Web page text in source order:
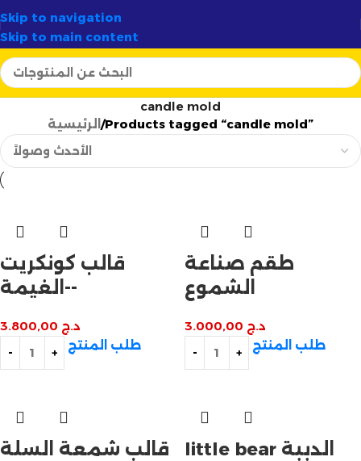
Skip to navigation
Skip to main content
✨الوجهة الأولى لصناع الشموع في الجزائر
candle mold
الرئيسية
Products tagged “candle mold”
قالب كونكريت
-الغيمة-
د.ج
طلب المنتج
طقم صناعة
الشموع
د.ج
طلب المنتج
قالب شمعة السلة
little bear الدببة